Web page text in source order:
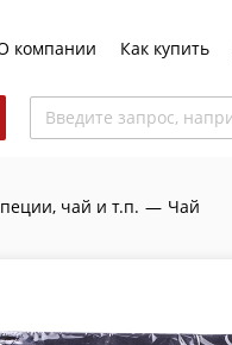
компании Как купить
Введите запрос,
чай и т.п. — Чай